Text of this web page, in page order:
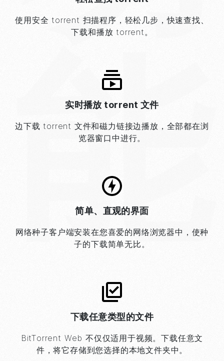
能
使用安全 torrent 扫描程序，轻松几步，快速查找、
下载和播放 torrent。
实时播放 torrent 文件
边下载 torrent 文件和磁力链接边播放，全部都在浏
览器窗口中进行。
简单、直观的界面
网络种子客户端安装在您喜爱的网络浏览器中，使种
子的下载简单无比。
下载任意类型的文件
BitTorrent Web 不仅仅适用于视频。下载任意文
件，将它存储到您选择的本地文件夹中。